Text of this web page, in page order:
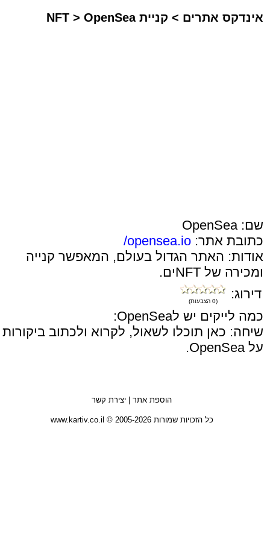
אינדקס אתרים > קניית NFT > OpenSea
שם: OpenSea
כתובת אתר: opensea.io/
אודות: האתר הגדול בעולם, המאפשר קנייה
ומכירה של NFTים.
דירוג:
(0 הצבעות)
כמה לייקים יש לOpenSea:
שיחה: כאן תוכלו לשאול, לקרוא ולכתוב ביקורות
על OpenSea.
הוספת אתר | יצירת קשר
כל הזכויות שמורות 2005-2026 © www.kartiv.co.il